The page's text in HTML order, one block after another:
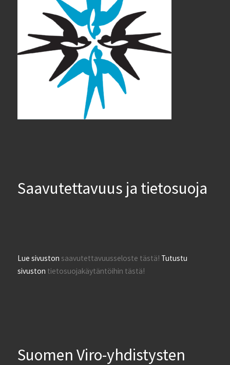
Saavutettavuus ja tietosuoja
Lue sivustonsaavutettavuusseloste tästä! Tutustu
sivuston tietosuojakäytäntöihin tästä!
Suomen Viro-yhdistysten